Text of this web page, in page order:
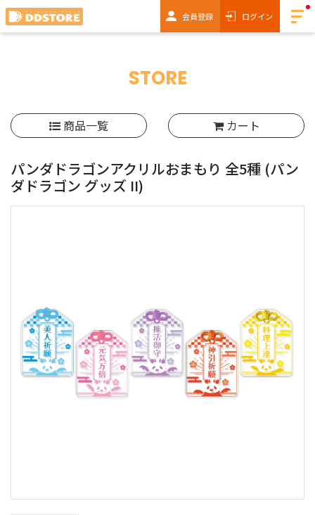
会員登録 ログイン
STORE
商品一覧 カート
パンダドラゴンアクリルおまもり 全5種 (パン
ダドラゴン グッズ II)